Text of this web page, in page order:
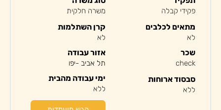
פקידי קבלה
מתאים לכלבים
לא
משרה חלקית
קרן השתלמות
לא
שכר
check
סבסוד ארוחות
ללא
אזור עבודה
תל אביב -יפו
ימי עבודה מהבית
ללא